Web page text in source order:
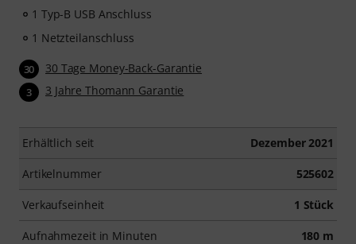
1 Typ-B USB Anschluss
1 Netzteilanschluss
30 30 Tage Money-Back-Garantie
3 3 Jahre Thomann Garantie
Erhältlich seit Dezember 2021
Artikelnummer 525602
Verkaufseinheit 1 Stück
Aufnahmezeit in Minuten 180 m